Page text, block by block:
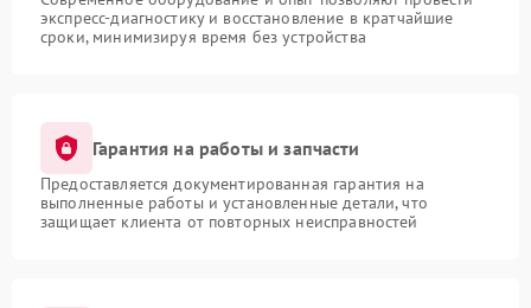
экспресс-диагностику и восстановление в кратчайшие
сроки, минимизируя время без устройства
Гарантия на работы и запчасти
Предоставляется документированная гарантия на
выполненные работы и установленные детали, что
защищает клиента от повторных неисправностей